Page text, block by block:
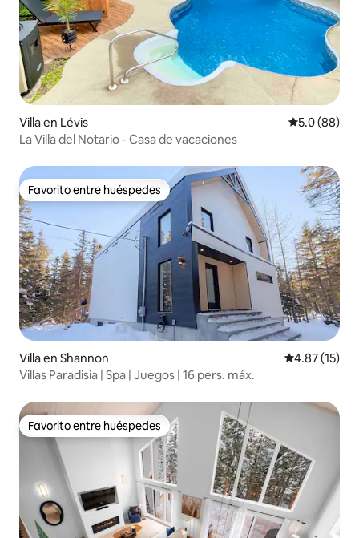
Villa en Lévis Calificación
5.0 (88)
La Villa del Notario - Casa de vacaciones
Favorito entre huéspedes
Favorito entre huéspedes
Villa en Shannon Calificación
4.87 (15)
Villas Paradisia | Spa | Juegos | 16 pers. máx.
Favorito entre huéspedes
Favorito entre huéspedes